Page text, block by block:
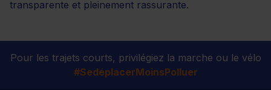
transparente et pleinement rassurante.
Pour les trajets courts, privilégiez la marche ou le vélo
#SedéplacerMoinsPolluer